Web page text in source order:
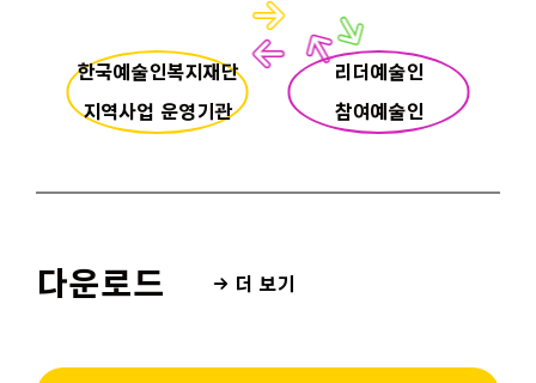
한국예술인복지재단
지역사업 운영기관
리더예술인
참여예술인
다운로드 → 더 보기